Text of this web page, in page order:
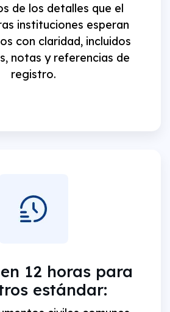
de los detalles que el
instituciones esperan
con claridad, incluidos
notas y referencias de
registro.
12 horas para
estándar: